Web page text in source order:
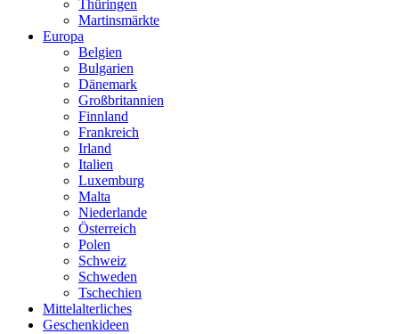
Thüringen
Martinsmärkte
Europa
Belgien
Bulgarien
Dänemark
Großbritannien
Finnland
Frankreich
Irland
Italien
Luxemburg
Malta
Niederlande
Österreich
Polen
Schweiz
Schweden
Tschechien
Mittelalterliches
Geschenkideen